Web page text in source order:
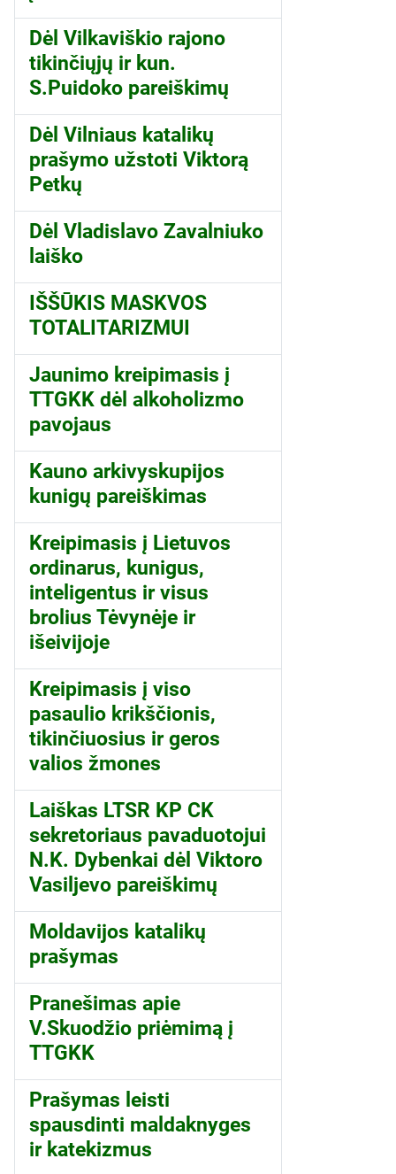
Dėl Vilkaviškio rajono
tikinčiųjų ir kun.
S.Puidoko pareiškimų
Dėl Vilniaus katalikų
prašymo užstoti Viktorą
Petkų
Dėl Vladislavo Zavalniuko
laiško
IŠŠŪKIS MASKVOS
TOTALITARIZMUI
Jaunimo kreipimasis į
TTGKK dėl alkoholizmo
pavojaus
Kauno arkivyskupijos
kunigų pareiškimas
Kreipimasis į Lietuvos
ordinarus, kunigus,
inteligentus ir visus
brolius Tėvynėje ir
išeivijoje
Kreipimasis į viso
pasaulio krikščionis,
tikinčiuosius ir geros
valios žmones
Laiškas LTSR KP CK
sekretoriaus pavaduotojui
N.K. Dybenkai dėl Viktoro
Vasiljevo pareiškimų
Moldavijos katalikų
prašymas
Pranešimas apie
V.Skuodžio priėmimą į
TTGKK
Prašymas leisti
spausdinti maldaknyges
ir katekizmus